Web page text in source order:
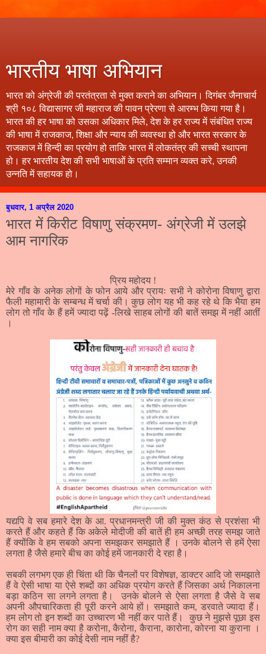
भारतीय भाषा अभियान
भारत को अंग्रेजी की परतंत्रता से मुक्त कराने का अभियान। दिगंबर जैनाचार्य
श्री १०८ विद्यासागर जी महाराज की पावन प्रेरणा से आरम्भ किया गया है।
भारत की हर भाषा को उसका अधिकार मिले, देश के हर राज्य में संबंधित राज्य
की भाषा में राजकाज, शिक्षा और न्याय की व्यवस्था हो और भारत सरकार के
राजकाज में हिन्दी का प्रयोग हो ताकि भारत में लोकतंत्र की सच्ची स्थापना
हो। हर भारतीय देश की सभी भाषाओं के प्रति सम्मान व्यक्त करे, उनकी
उन्नति में सहायक हो।
बुधवार, 1 अप्रैल 2020
भारत में किरीट विषाणु संक्रमण- अंग्रेजी में उलझे
आम नागरिक
प्रिय महोदय !
मेरे गाँव के अनेक लोगों के फोन आये और प्रायः सभी ने कोरोना विषाणु द्वारा
फैली महामारी के सम्बन्ध में चर्चा की। कुछ लोग यह भी कह रहे थे कि भैया हम
लोग तो गाँव के हैं हमें ज्यादा पढ़ें -लिखे साहब लोगों की बातें समझ में नहीं आतीं
।
यद्यपि वे सब हमारे देश के आ. प्रधानमन्त्री जी की मुक्त कंठ से प्रशंसा भी
करते हैं और कहते हैं कि अकेले मोदीजी की बातें ही हम अच्छी तरह समझ जाते
हैं क्योंकि वे हम सबको अपना समझकर समझाते हैं । उनके बोलने से हमें ऐसा
लगता है जैसे हमारे बीच का कोई हमें जानकारी दे रहा है।
सबकी लगभग एक ही चिंता थी कि चैनलों पर विशेषज्ञ, डाक्टर आदि जो समझाते
हैं वे ऐसी भाषा या ऐसे शब्दों का अधिक प्रयोग करते हैं जिसका अर्थ निकालना
बड़ा कठिन सा लगने लगता है।
उनके बोलने से ऐसा लगता है जैसे वे सब
अपनी औपचारिकता ही पूरी करने आये हों। समझाते कम, डरवाते ज्यादा हैं।
हम लोग तो इन शब्दों का उच्चारण भी नहीं कर पाते हैं।
कुछ ने मुझसे पूछा इस
रोग का सही नाम क्या है करोना, कैरोना, कैराना, कारोना, कोरना या कुराना ।
क्या इस बीमारी का कोई देसी नाम नहीं है?